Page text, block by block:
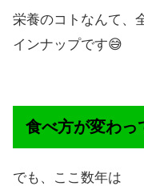
栄養のコトなんて、
インナップです😅
食べ方が変わっ
でも、ここ数年は